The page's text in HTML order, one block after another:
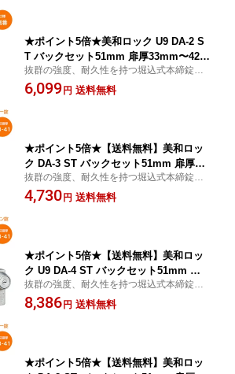
★ポイント5倍★美和ロック U9 DA-2 S
T バックセット51mm 扉厚33mm〜42m
m未満 本締錠 片面シリンダー錠 U9シリ
ンダー 子鍵3本付き 補助錠 錠前 ステン
抜群の強度、耐久性を持つ堀込式本締錠で
す。
6,099 円 送料無料
★ポイント5倍★【送料無料】美和ロッ
ク DA-3 ST バックセット51mm 扉厚33
mm〜42mm未満 本締錠 片面サムター
ン錠 間仕切 補助錠 錠前 ステンレス MI
抜群の強度、耐久性を持つ堀込式本締錠で
す。
4,730 円 送料無料
★ポイント5倍★【送料無料】美和ロッ
ク U9 DA-4 ST バックセット51mm 扉
厚33mm〜42mm未満 DA 本締錠 両面シ
リンダー錠 子鍵3本付 補助錠 錠前 ステ
抜群の強度、耐久性を持つ堀込式本締錠で
す。両面シリンダー錠です。子鍵は3本付属
します。
8,386 円 送料無料
★ポイント5倍★【送料無料】美和ロッ